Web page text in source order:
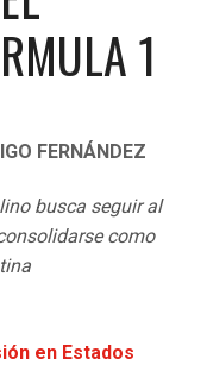
1
FERNÁNDEZ
busca seguir al
como
en Estados